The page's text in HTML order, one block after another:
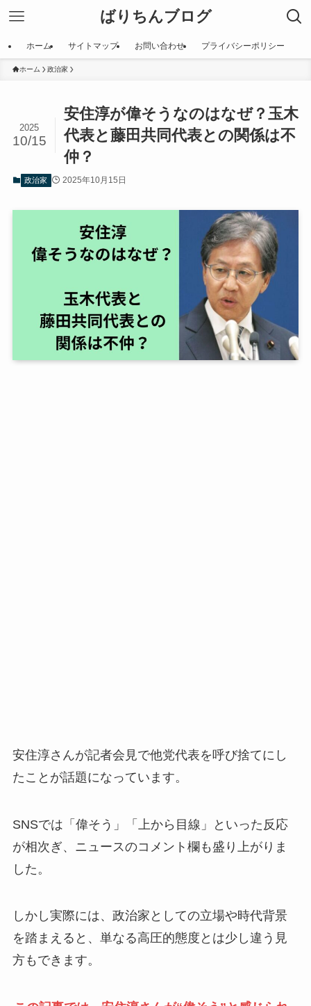
ばりちんブログ
ホーム サイトマップ お問い合わせ プライバシーポリシー
ホーム 政治家
安住淳が偉そうなのはなぜ？玉木
代表と藤田共同代表との関係は不
仲？
2025
10/15
政治家 2025年10月15日
安住淳さんが記者会見で他党代表を呼び捨てにし
たことが話題になっています。
SNSでは「偉そう」「上から目線」といった反応
が相次ぎ、ニュースのコメント欄も盛り上がりま
した。
しかし実際には、政治家としての立場や時代背景
を踏まえると、単なる高圧的態度とは少し違う見
方もできます。